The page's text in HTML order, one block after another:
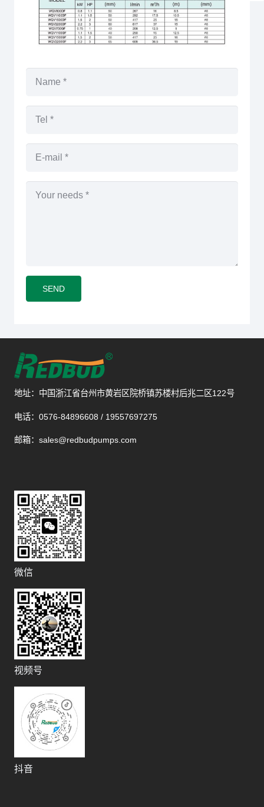
SEND
地址：中国浙江省台州市黄岩区院桥镇苏楼村后兆二区122号
电话：0576-84896608 / 19557697275
邮箱：sales@redbudpumps.com
微信
视频号
抖音